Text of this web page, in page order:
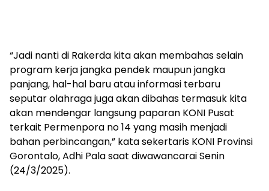
“Jadi nanti di Rakerda kita akan membahas selain
program kerja jangka pendek maupun jangka
panjang, hal-hal baru atau informasi terbaru
seputar olahraga juga akan dibahas termasuk kita
akan mendengar langsung paparan KONI Pusat
terkait Permenpora no 14 yang masih menjadi
bahan perbincangan,” kata sekertaris KONI Provinsi
Gorontalo, Adhi Pala saat diwawancarai Senin
(24/3/2025).